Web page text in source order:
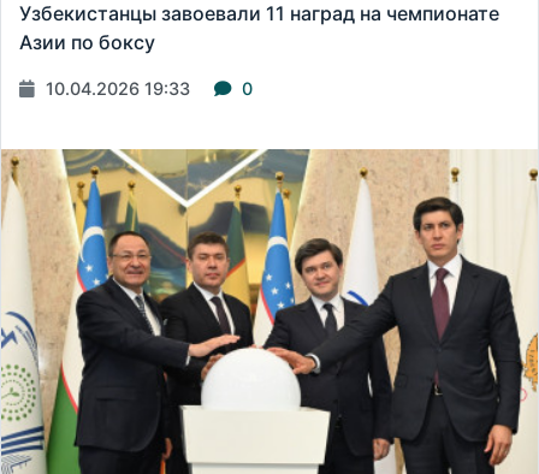
Узбекистанцы завоевали 11 наград на чемпионате
Азии по боксу
10.04.2026 19:33 0